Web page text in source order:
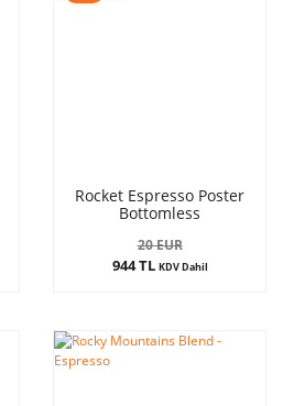
Rocket Espresso Poster
Bottomless
20 EUR
944 TL KDV Dahil